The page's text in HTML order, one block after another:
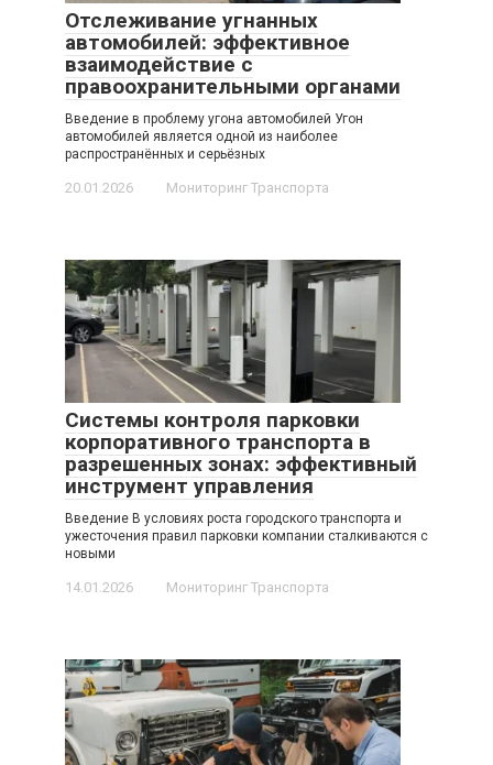
Отслеживание угнанных
автомобилей: эффективное
взаимодействие с
правоохранительными органами
Введение в проблему угона автомобилей Угон
автомобилей является одной из наиболее
распространённых и серьёзных
20.01.2026 Мониторинг Транспорта
Системы контроля парковки
корпоративного транспорта в
разрешенных зонах: эффективный
инструмент управления
Введение В условиях роста городского транспорта и
ужесточения правил парковки компании сталкиваются с
новыми
14.01.2026 Мониторинг Транспорта